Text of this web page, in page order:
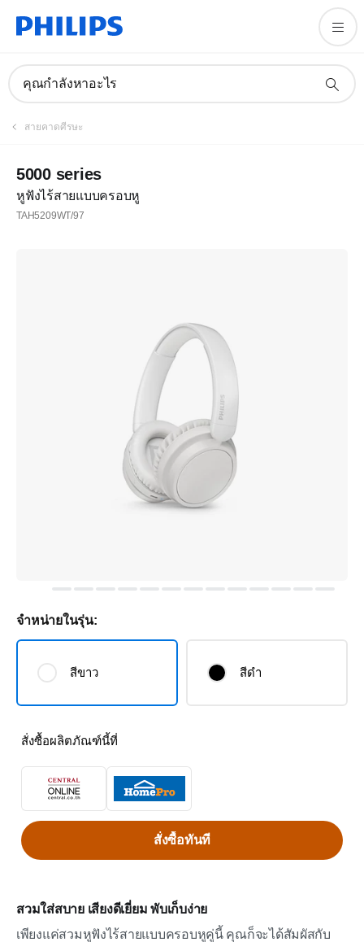
คุณกำลังหาอะไร
สายคาดศีรษะ
5000 series
หูฟังไร้สายแบบครอบหู
TAH5209WT/97
สวมใส่สบาย เสียงดีเยี่ยม พับเก็บง่าย
เพียงแค่สวมหูฟังไร้สายแบบครอบหูคู่นี้ คุณก็จะได้สัมผัสกับ
จำหน่ายในรุ่น:
สีขาว สีดำ
สั่งซื้อผลิตภัณฑ์นี้ที่
สั่งซื้อทันที